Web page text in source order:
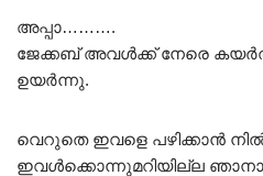
അപ്പാ……….
ജേക്കബ് അവൾക്ക് നേരെ
ഉയർന്നു.
വെറുതെ ഇവളെ പഴിക്കാൻ
ഇവൾക്കൊന്നുമറിയില്ല